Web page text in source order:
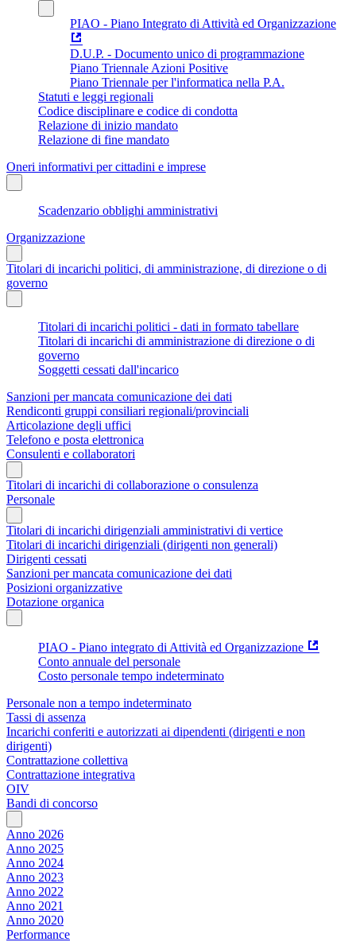
PIAO - Piano Integrato di Attività ed Organizzazione
D.U.P. - Documento unico di programmazione
Piano Triennale Azioni Positive
Piano Triennale per l'informatica nella P.A.
Statuti e leggi regionali
Codice disciplinare e codice di condotta
Relazione di inizio mandato
Relazione di fine mandato
Oneri informativi per cittadini e imprese
Scadenzario obblighi amministrativi
Organizzazione
Titolari di incarichi politici, di amministrazione, di direzione o di
governo
Titolari di incarichi politici - dati in formato tabellare
Titolari di incarichi di amministrazione di direzione o di
governo
Soggetti cessati dall'incarico
Sanzioni per mancata comunicazione dei dati
Rendiconti gruppi consiliari regionali/provinciali
Articolazione degli uffici
Telefono e posta elettronica
Consulenti e collaboratori
Titolari di incarichi di collaborazione o consulenza
Personale
Titolari di incarichi dirigenziali amministrativi di vertice
Titolari di incarichi dirigenziali (dirigenti non generali)
Dirigenti cessati
Sanzioni per mancata comunicazione dei dati
Posizioni organizzative
Dotazione organica
PIAO - Piano integrato di Attività ed Organizzazione
Conto annuale del personale
Costo personale tempo indeterminato
Personale non a tempo indeterminato
Tassi di assenza
Incarichi conferiti e autorizzati ai dipendenti (dirigenti e non
dirigenti)
Contrattazione collettiva
Contrattazione integrativa
OIV
Bandi di concorso
Anno 2026
Anno 2025
Anno 2024
Anno 2023
Anno 2022
Anno 2021
Anno 2020
Performance